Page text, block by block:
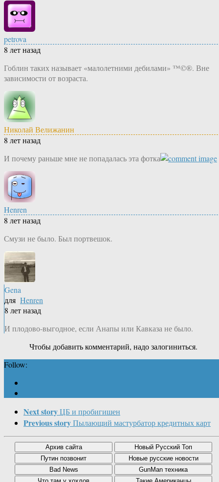
petrova
8 лет назад
Гоблин таких называет «малолетними дебилами» ™©®. Вне
зависимости от возраста.
Николай Велижанин
8 лет назад
И почему раньше мне не попадалась эта фотка
Henren
8 лет назад
Смузи не было. Был портвешок.
Gena
для Henren
8 лет назад
И плодово-выгодное, если Анапы или Кавказа не было.
Чтобы добавить комментарий, надо залогиниться.
Follow:
Next storyЦБ и пробигишен
Previous storyПылающий мастурбатор кредитных карт